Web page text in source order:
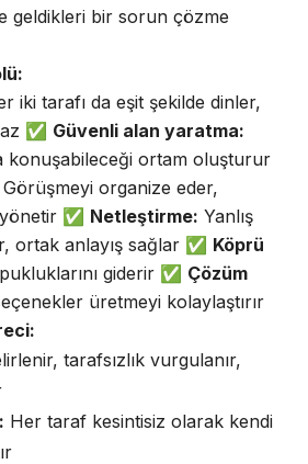
geldikleri bir sorun çözme
iki tarafı da eşit şekilde dinler,
✅ Güvenli alan yaratma:
konuşabileceği ortam oluşturur
Görüşmeyi organize eder,
yönetir ✅ Netleştirme: Yanlış
ortak anlayış sağlar ✅ Köprü
giderir ✅ Çözüm
üretmeyi kolaylaştırır
tarafsızlık vurgulanır,
Her taraf kesintisiz olarak kendi